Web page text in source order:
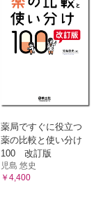
薬局ですぐに役立つ
薬の比較と使い分け
100 改訂版
児島 悠史
￥4,400